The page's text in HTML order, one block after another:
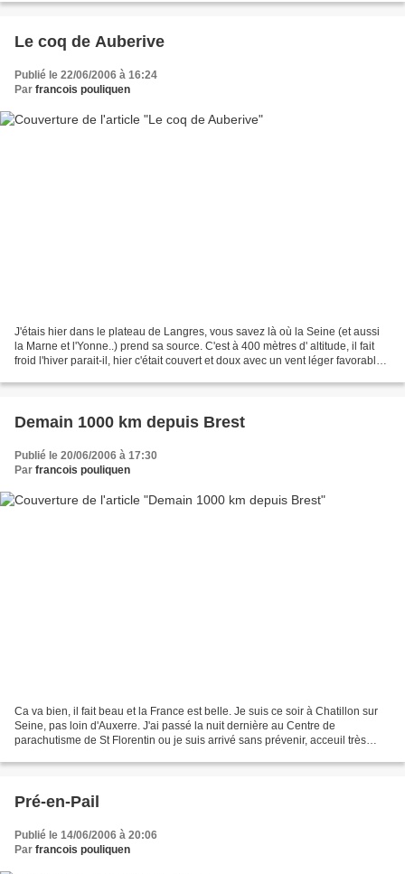
Le coq de Auberive
Publié le 22/06/2006 à 16:24
Par francois pouliquen
J'étais hier dans le plateau de Langres, vous savez là où la Seine (et aussi
la Marne et l'Yonne..) prend sa source. C'est à 400 mètres d' altitude, il fait
froid l'hiver parait-il, hier c'était couvert et doux avec un vent léger favorable,
Demain 1000 km depuis Brest
Publié le 20/06/2006 à 17:30
Par francois pouliquen
Ca va bien, il fait beau et la France est belle. Je suis ce soir à Chatillon sur
Seine, pas loin d'Auxerre. J'ai passé la nuit dernière au Centre de
parachutisme de St Florentin ou je suis arrivé sans prévenir, acceuil très
Pré-en-Pail
Publié le 14/06/2006 à 20:06
Par francois pouliquen